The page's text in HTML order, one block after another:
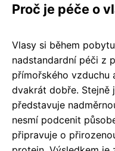
Proč je péče o
Vlasy si během
nadstandardní péči z
přímořského vzduchu
dvakrát dobře. Stejně
představuje
nesmí podcenit
připravuje o